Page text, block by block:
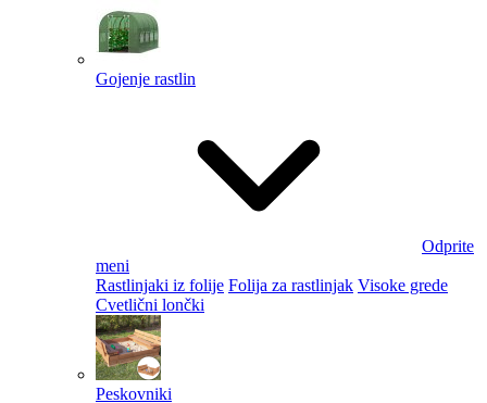
Gojenje rastlin
Odprite
meni
Rastlinjaki iz folije Folija za rastlinjak Visoke grede
Cvetlični lončki
Peskovniki